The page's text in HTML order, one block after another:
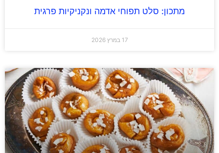
מתכון: סלט תפוחי אדמה ונקניקיות פרגית